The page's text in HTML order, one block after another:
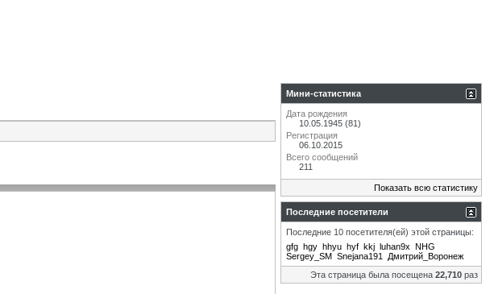
Мини-статистика
Дата рождения
10.05.1945 (81)
Регистрация
06.10.2015
Всего сообщений
211
Показать всю статистику
Последние посетители
Последние 10 посетителя(ей) этой страницы:
gfg hgy hhyu hyf kkj luhan9x NHG
Sergey_SM Snejana191
Дмитрий_Воронеж
Эта страница была посещена 22,710 раз